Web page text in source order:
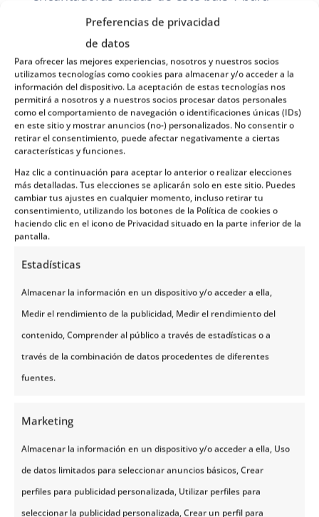
Preferencias de privacidad
de datos
Para ofrecer las mejores experiencias, nosotros y nuestros socios
utilizamos tecnologías como cookies para almacenar y/o acceder a la
información del dispositivo. La aceptación de estas tecnologías nos
permitirá a nosotros y a nuestros socios procesar datos personales
como el comportamiento de navegación o identificaciones únicas (IDs)
en este sitio y mostrar anuncios (no-) personalizados. No consentir o
retirar el consentimiento, puede afectar negativamente a ciertas
características y funciones.
Haz clic a continuación para aceptar lo anterior o realizar elecciones
más detalladas. Tus elecciones se aplicarán solo en este sitio. Puedes
cambiar tus ajustes en cualquier momento, incluso retirar tu
consentimiento, utilizando los botones de la Política de cookies o
haciendo clic en el icono de Privacidad situado en la parte inferior de la
pantalla.
Estadísticas
Almacenar la información en un dispositivo y/o acceder a ella,
Medir el rendimiento de la publicidad, Medir el rendimiento del
contenido, Comprender al público a través de estadísticas o a
través de la combinación de datos procedentes de diferentes
fuentes.
Marketing
Almacenar la información en un dispositivo y/o acceder a ella, Uso
de datos limitados para seleccionar anuncios básicos, Crear
perfiles para publicidad personalizada, Utilizar perfiles para
seleccionar la publicidad personalizada, Crear un perfil para
los que aman hacer fotografías
sorprendentes. Además, la mayoría de
estos recorridospasan justo por la línea
del Círculo Polar Ártico, lo que hace que
sea una de las experiencias más
memorables de todas. Y claro, desde la
cubierta del barco podremos admirar el
monumento (con forma de globo
terráqueo) que marca el lugar exacto por
donde pasa este famoso paralelo.
Tampoco podemos olvidar mencionar
que este globo terráqueo se encuentra
justo en el
islote de Vikingen
, una isla
pequeña que se ubica al sur del
municipio de Rødøy en Nordland. Ahora
bien, quizá lo mejor de Hurtigruten es que
nos permite vivir una experiencia
la ciudad de Bergen y llegan hasta la
Es por ello que la ruta de Hurtigruten
puede ser una opción estupenda si
deseamos conocer una buena parte del